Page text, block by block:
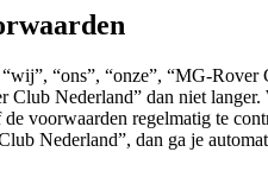
“ons”, “onze”, “MG-
Nederland” dan niet
voorwaarden regelmatig te
Nederland”, dan ga je